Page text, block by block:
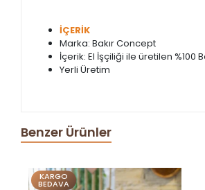
İÇERİK
Marka: Bakır Concept
İçerik: El İşçiliği ile üretilen %100
Yerli Üretim
Benzer Ürünler
KARGO
BEDAVA